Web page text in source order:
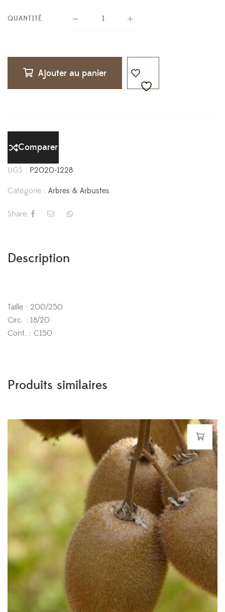
QUANTITÉ
Ajouter au panier
Comparer
UGS : P2020-1228
Catégorie : Arbres & Arbustes
Share:
Description
Taille : 200/250
Circ. : 18/20
Cont. : C150
Produits similaires